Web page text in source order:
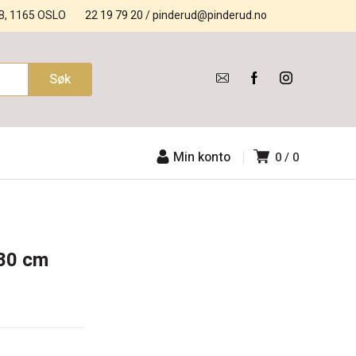
22 19 79 20/pinderud@pinderud.no
1165 OSLO
0 0
Min konto
cm